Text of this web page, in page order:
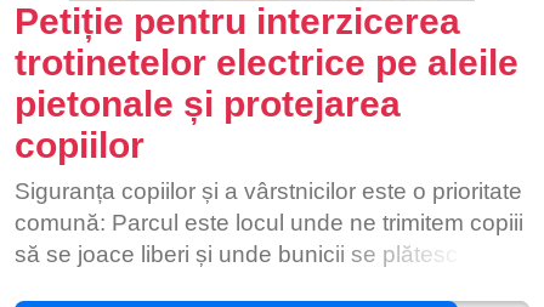
Petiție pentru interzicerea
trotinetelor electrice pe aleile
pietonale și protejarea
copiilor
Siguranța copiilor și a vârstnicilor este o prioritate
comună: Parcul este locul unde ne trimitem copiii
să se joace liberi și unde bunicii se plătesc în